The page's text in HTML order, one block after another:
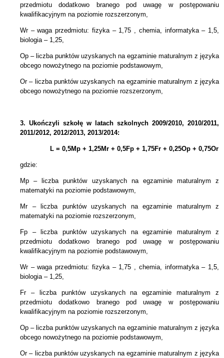
przedmiotu dodatkowo branego pod uwagę w postępowaniu
kwalifikacyjnym na poziomie rozszerzonym,
Wr – waga przedmiotu: fizyka – 1,75 , chemia, informatyka – 1,5,
biologia – 1,25,
Op – liczba punktów uzyskanych na egzaminie maturalnym z języka
obcego nowożytnego na poziomie podstawowym,
Or – liczba punktów uzyskanych na egzaminie maturalnym z języka
obcego nowożytnego na poziomie rozszerzonym,
3. Ukończyli szkołę w latach szkolnych 2009/2010, 2010/2011,
2011/2012, 2012/2013, 2013/2014:
L = 0,5Mp + 1,25Mr + 0,5Fp + 1,75Fr + 0,25Op + 0,75Or
gdzie:
Mp – liczba punktów uzyskanych na egzaminie maturalnym z
matematyki na poziomie podstawowym,
Mr – liczba punktów uzyskanych na egzaminie maturalnym z
matematyki na poziomie rozszerzonym,
Fp – liczba punktów uzyskanych na egzaminie maturalnym z
przedmiotu dodatkowo branego pod uwagę w postępowaniu
kwalifikacyjnym na poziomie podstawowym,
Wr – waga przedmiotu: fizyka – 1,75 , chemia, informatyka – 1,5,
biologia – 1,25,
Fr – liczba punktów uzyskanych na egzaminie maturalnym z
przedmiotu dodatkowo branego pod uwagę w postępowaniu
kwalifikacyjnym na poziomie rozszerzonym,
Op – liczba punktów uzyskanych na egzaminie maturalnym z języka
obcego nowożytnego na poziomie podstawowym,
Or – liczba punktów uzyskanych na egzaminie maturalnym z języka